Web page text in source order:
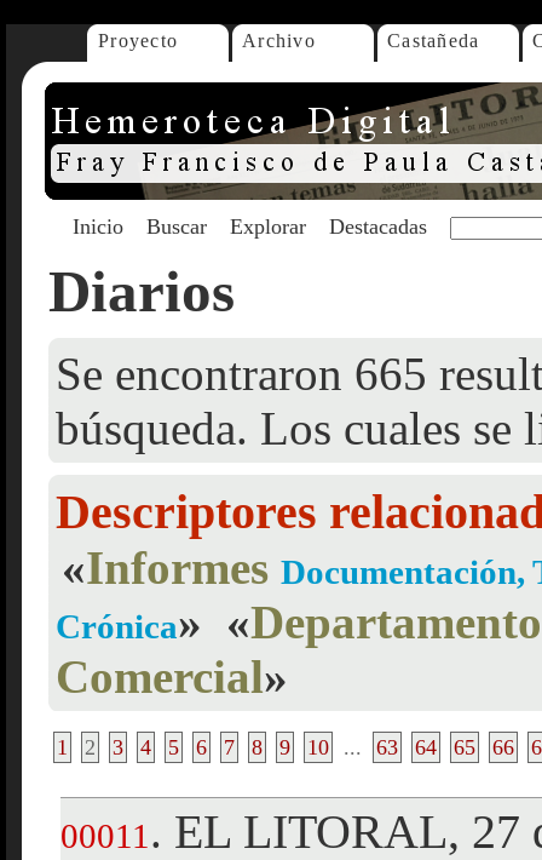
Proyecto Archivo Castañeda
Inicio Buscar Explorar Destacadas
Diarios
Se encontraron 665
búsqueda. Los cuales se
Descriptores
«Informes Documentación,
Crónica» «
Comercial»
1 2 3 4 5 6 7 8 9 10 ... 63 64 65 66
00011 . EL LITORAL, 27